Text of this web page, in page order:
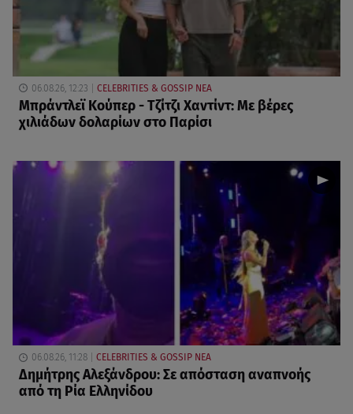
06.08.26, 12:23 CELEBRITIES & GOSSIP ΝΕΑ
Μπράντλεϊ Κούπερ - Τζίτζι Χαντίντ: Με βέρες
χιλιάδων δολαρίων στο Παρίσι
06.08.26, 11:28 CELEBRITIES & GOSSIP ΝΕΑ
Δημήτρης Αλεξάνδρου: Σε απόσταση αναπνοής
από τη Ρία Ελληνίδου